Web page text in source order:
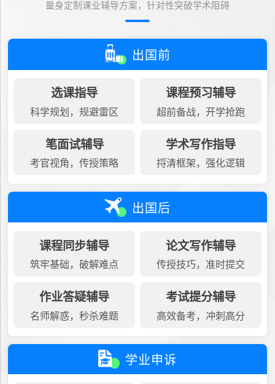
量身定制课业辅导方案，针对性突破学术阻碍
出国前
选课指导
科学规划，规避雷区
课程预习辅导
超前备战，开学抢跑
笔面试辅导
考官视角，传授策略
学术写作指导
捋清框架，强化逻辑
出国后
课程同步辅导
筑牢基础，破解难点
论文写作辅导
传授技巧，准时提交
作业答疑辅导
名师解惑，秒杀难题
考试提分辅导
高效备考，冲刺高分
学业申诉